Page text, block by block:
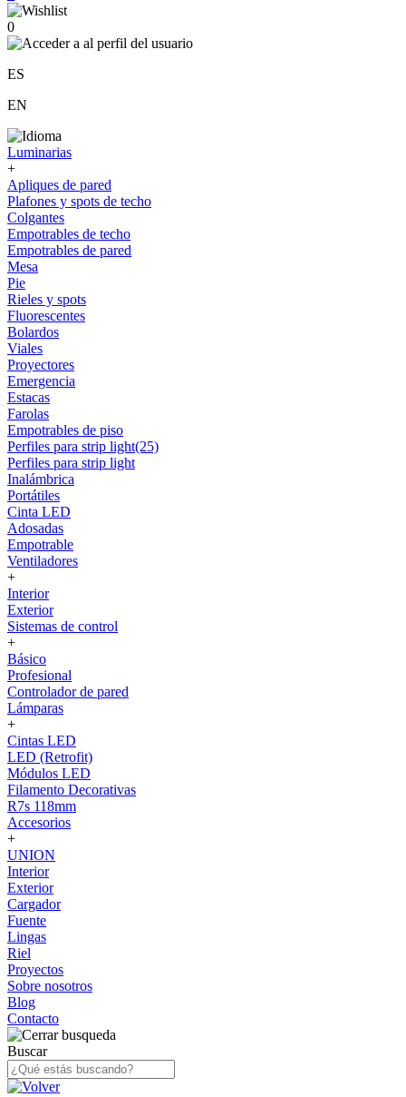
0
ES
EN
Luminarias
+
Apliques de pared
Plafones y spots de techo
Colgantes
Empotrables de techo
Empotrables de pared
Mesa
Pie
Rieles y spots
Fluorescentes
Bolardos
Viales
Proyectores
Emergencia
Estacas
Farolas
Empotrables de piso
Perfiles para strip light(25)
Perfiles para strip light
Inalámbrica
Portátiles
Cinta LED
Adosadas
Empotrable
Ventiladores
+
Interior
Exterior
Sistemas de control
+
Básico
Profesional
Controlador de pared
Lámparas
+
Cintas LED
LED (Retrofit)
Módulos LED
Filamento Decorativas
R7s 118mm
Accesorios
+
UNION
Interior
Exterior
Cargador
Fuente
Lingas
Riel
Proyectos
Sobre nosotros
Blog
Contacto
Buscar